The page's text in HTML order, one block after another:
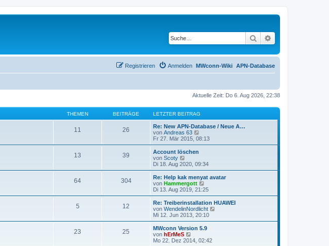
Suche
APN-Database
MWconn-Wiki
Anmelden
Registrieren
Aktuelle Zeit: Do 6. Aug 2026, 22:38
THEMEN BEITRÄGE LETZTER BEITRAG
11 26
Re: New APN-Database / Neue A…
von Andreas 63
e
u
t
B
e
i
r
a
g
Fr 27. Mär 2015, 08:13
13 39
Account löschen
von Scoty
e
u
e
s
t
B
e
i
r
a
g
Di 18. Aug 2020, 09:34
64 304
Re: Help kak menyat avatar
von Hammergott
e
u
e
s
t
r
B
e
i
Di 13. Aug 2019, 21:25
5 12
Re: Treiberinstallation HUAWEI
von WendelinNordlicht
u
Mi 12. Jun 2013, 20:10
23 25
MWconn Version 5.9
von hErMeS
e
Mo 22. Dez 2014, 02:42